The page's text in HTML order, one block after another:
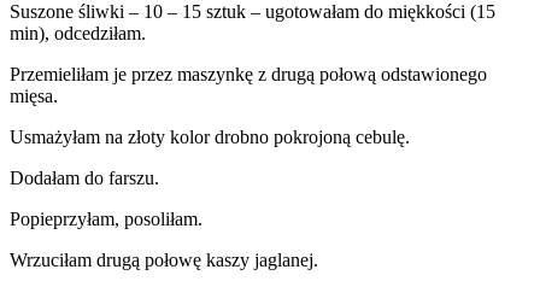
Suszone śliwki – 10 – 15 sztuk – ugotowałam do miękkości (15
min), odcedziłam.
Przemieliłam je przez maszynkę z drugą połową odstawionego
mięsa.
Usmażyłam na złoty kolor drobno pokrojoną cebulę.
Dodałam do farszu.
Popieprzyłam, posoliłam.
Wrzuciłam drugą połowę kaszy jaglanej.